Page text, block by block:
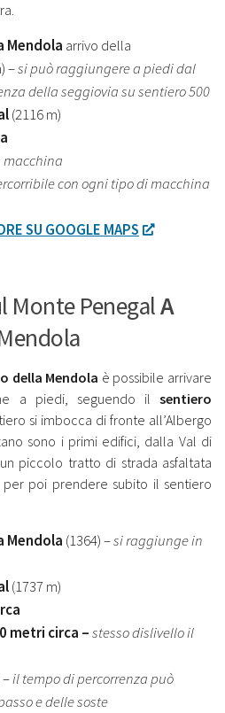
Mendola arrivo della
–si può raggiungere a piedi dal
della seggiovia su sentiero 500
(2116 m)
macchina
con ogni tipo di macchina
SU GOOGLE MAPS
Monte PenegalA
della Mendola è possibile arrivare
a piedi, seguendo il sentiero
si imbocca di fronte all’Albergo
sono i primi edifici, dalla Val di
piccolo tratto di strada asfaltata
poi prendere subito il sentiero
Mendola (1364) –si raggiunge in
(1737 m)
metri circa –stesso dislivello il
–il tempo di percorrenza può
e delle soste